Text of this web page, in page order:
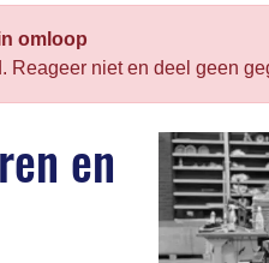
omloop
Reageer niet en deel geen
en